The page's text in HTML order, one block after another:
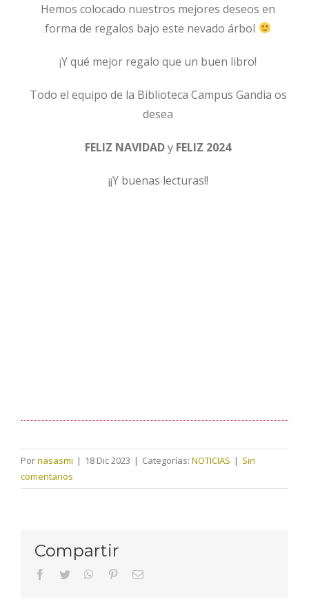
Hemos colocado nuestros mejores deseos en
forma de regalos bajo este nevado árbol
¡Y qué mejor regalo que un buen libro!
Todo el equipo de la Biblioteca Campus Gandia os
desea
FELIZ NAVIDADy FELIZ 2024
¡¡Y buenas lecturas!!
Pornasasmi | 18 Dic 2023 | Categorías: NOTICIAS | Sin
comentarios
Compartir
facebooktwitter whatsapppinterestCorreo